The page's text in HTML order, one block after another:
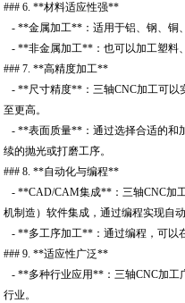
### 6. **材料适应性强**
- **金属加工**：适用于铝、钢、铜
- **非金属加工**：也可以加工塑料
### 7. **高精度加工**
- **尺寸精度**：三轴CNC加工可以
至更高。
- **表面质量**：通过选择合适的和
续的抛光或打磨工序。
### 8. **自动化与编程**
- **CAD/CAM集成**：三轴CNC加
机制造）软件集成，通过编程实现自动
- **多工序加工**：通过编程，可以
### 9. **适应性广泛**
- **多种行业应用**：三轴CNC加工
行业。